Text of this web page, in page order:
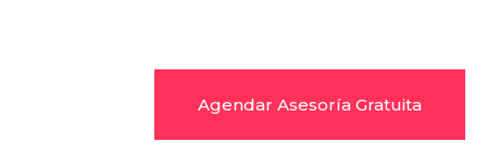
Agendar Asesoría Gratuita